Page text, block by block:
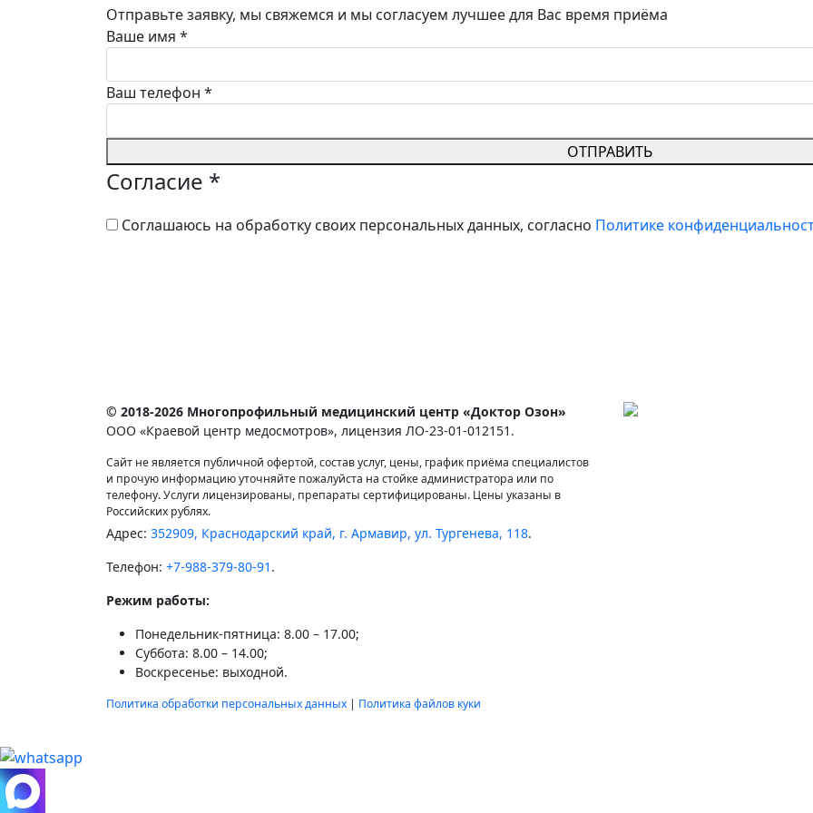
Отправьте заявку, мы свяжемся и мы согласуем лучшее для Вас время приёма
Ваше имя *
Ваш телефон *
ОТПРАВИТЬ
Согласие *
Соглашаюсь на обработку своих персональных данных, согласно Политике
© 2018-2026 Многопрофильный медицинский центр «Доктор Озон»
ООО «Краевой центр медосмотров», лицензия ЛО-23-01-012151.
Сайт не является публичной офертой, состав услуг, цены, график приёма специалистов
и прочую информацию уточняйте пожалуйста на стойке администратора или по
телефону. Услуги лицензированы, препараты сертифицированы. Цены указаны в
Российских рублях.
Адрес: 352909, Краснодарский край, г. Армавир, ул. Тургенева, 118.
Телефон: +7-988-379-80-91 .
Режим работы:
Понедельник-пятница: 8.00 – 17.00;
Суббота: 8.00 – 14.00;
Воскресенье: выходной.
Политика обработки персональных данных | Политика файлов куки